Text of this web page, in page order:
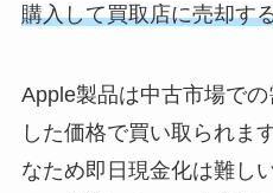
購入して買取店に売却す
Apple製品は中古市場で
した価格で買い取られま
なため即日現金化は難し